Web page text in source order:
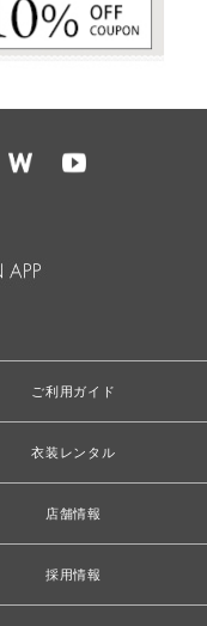
ご利用ガイド
衣装レンタル
店舗情報
採用情報